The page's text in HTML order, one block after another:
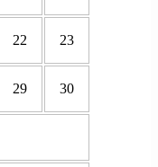
22 23
29 30